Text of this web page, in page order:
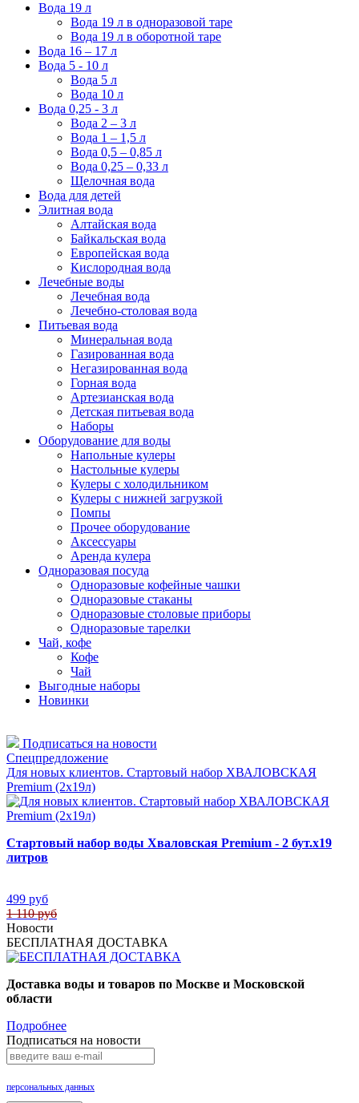
Вода 19 л
Вода 19 л в одноразовой таре
Вода 19 л в оборотной таре
Вода 16 – 17 л
Вода 5 - 10 л
Вода 5 л
Вода 10 л
Вода 0,25 - 3 л
Вода 2 – 3 л
Вода 1 – 1,5 л
Вода 0,5 – 0,85 л
Вода 0,25 – 0,33 л
Щелочная вода
Вода для детей
Элитная вода
Алтайская вода
Байкальская вода
Европейская вода
Кислородная вода
Лечебные воды
Лечебная вода
Лечебно-столовая вода
Питьевая вода
Минеральная вода
Газированная вода
Негазированная вода
Горная вода
Артезианская вода
Детская питьевая вода
Наборы
Оборудование для воды
Напольные кулеры
Настольные кулеры
Кулеры с холодильником
Кулеры с нижней загрузкой
Помпы
Прочее оборудование
Аксессуары
Аренда кулера
Одноразовая посуда
Одноразовые кофейные чашки
Одноразовые стаканы
Одноразовые столовые приборы
Одноразовые тарелки
Чай, кофе
Кофе
Чай
Выгодные наборы
Новинки
Подписаться на новости
Спецпредложение
Для новых клиентов. Стартовый набор ХВАЛОВСКАЯ
Premium (2х19л)
Стартовый набор воды Хваловская Premium - 2 бут.х19
литров
499 руб
1 110 руб
Новости
БЕСПЛАТНАЯ ДОСТАВКА
Доставка воды и товаров по Москве и Московской
области
Подробнее
Подписаться на новости
персональных данных